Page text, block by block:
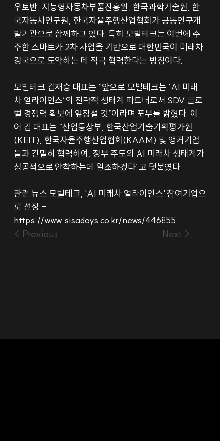
우토반, 지능형자동차부품진흥원, 한국과학기술원, 한
국자동차연구원, 한국자율주행산업협회가 공동연구개
발기관으로 함께하고 있다. 특히 모빌테크는 이번에 수
주한 스마트카 2차 사업을 기반으로 대한민국이 미래차
강국으로 도약하는 데 적극 협력한다는 방침이다.
모빌테크 김재승 대표는 “앞으로 모빌테크는 ‘AI 미래
차 얼라이언스’의 전략적 생태계 파트너로서 SDV 글로
벌 경쟁력 확보에 앞장설 것”이라며 포부를 밝혔다. 이
어 김 대표는 “산업통상부, 한국산업기술기획평가원
(KEIT), 한국자율주행산업협회(KAAM) 및 앵커기업
들과 긴밀히 협력하여, 정부 주도의 AI 미래차 생태계가
성공적으로 안착하는데 일조하겠다”고 덧붙였다.
관련 뉴스 모빌테크, 'AI 미래차 얼라이언스' 참여기업으
로 선정 -
https://www.sisadays.co.kr/news/446855
< Previous Next >